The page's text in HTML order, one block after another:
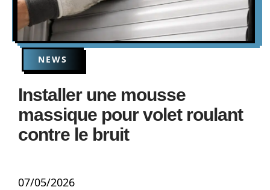
NEWS
Installer une mousse
massique pour volet roulant
contre le bruit
07/05/2026